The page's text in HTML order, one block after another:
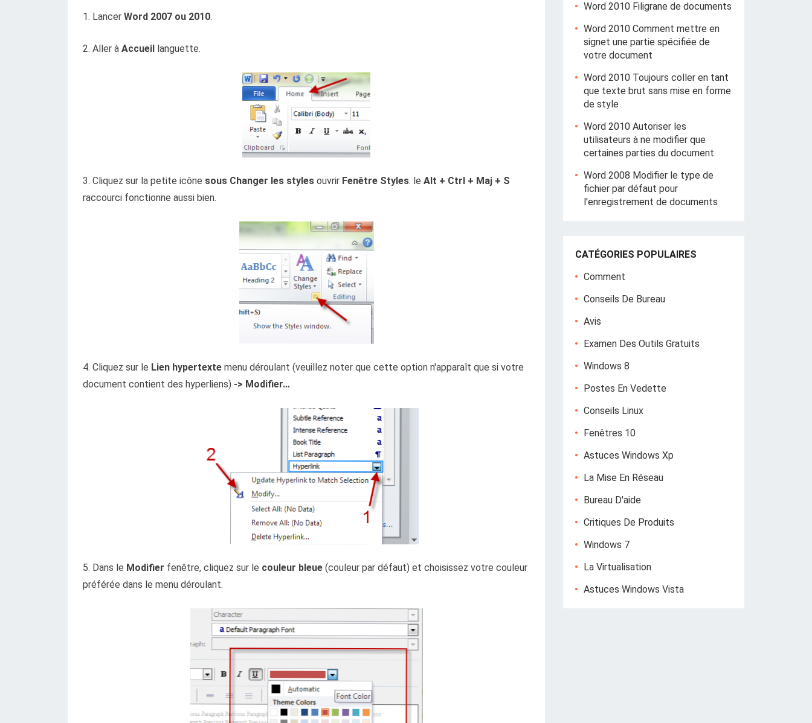
1. Lancer Word 2007 ou 2010.
2. Aller à Accueil languette.
3. Cliquez sur la petite icône sous Changer les styles ouvrir Fenêtre Styles. le Alt + Ctrl + Maj + S
raccourci fonctionne aussi bien.
4. Cliquez sur le Lien hypertexte menu déroulant (veuillez noter que cette option n'apparaît que si votre
document contient des hyperliens) -> Modifier…
5. Dans le Modifier fenêtre, cliquez sur le couleur bleue (couleur par défaut) et choisissez votre couleur
préférée dans le menu déroulant.
Word 2010 Filigrane de documents
Word 2010 Comment mettre en
signet une partie spécifiée de
votre document
Word 2010 Toujours coller en tant
que texte brut sans mise en forme
de style
Word 2010 Autoriser les
utilisateurs à ne modifier que
certaines parties du document
Word 2008 Modifier le type de
fichier par défaut pour
l'enregistrement de documents
CATÉGORIES POPULAIRES
Comment
Conseils De Bureau
Avis
Examen Des Outils Gratuits
Windows 8
Postes En Vedette
Conseils Linux
Fenêtres 10
Astuces Windows Xp
La Mise En Réseau
Bureau D'aide
Critiques De Produits
Windows 7
La Virtualisation
Astuces Windows Vista